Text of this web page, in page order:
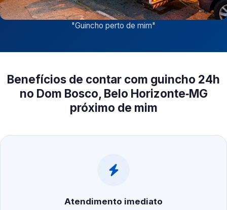
"Guincho perto de mim"
Benefícios de contar com guincho 24h
no Dom Bosco, Belo Horizonte‑MG
próximo de mim
Atendimento imediato